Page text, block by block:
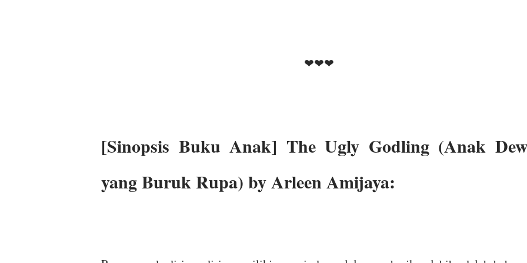
❤❤❤
[Sinopsis Buku Anak] The Ugly Godling (Anak
yang Buruk Rupa) by Arleen Amijaya: